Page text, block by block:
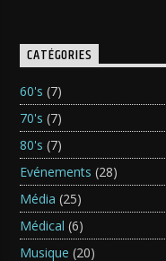
CATÉGORIES
60's (7)
70's (7)
80's (7)
Evénements (28)
Média (25)
Médical (6)
Musique (20)